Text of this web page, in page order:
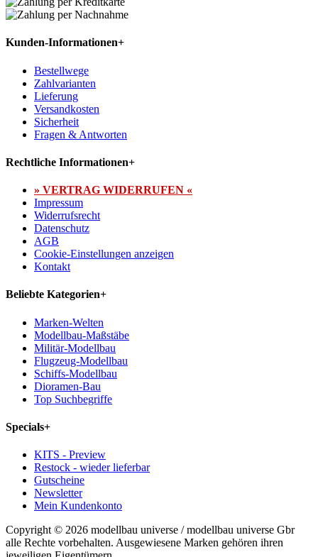
Kunden-Informationen+
Bestellwege
Zahlvarianten
Lieferung
Versandkosten
Sicherheit
Fragen & Antworten
Rechtliche Informationen+
» VERTRAG WIDERRUFEN «
Impressum
Widerrufsrecht
Datenschutz
AGB
Cookie-Einstellungen anzeigen
Kontakt
Beliebte Kategorien+
Marken-Welten
Modellbau-Maßstäbe
Militär-Modellbau
Flugzeug-Modellbau
Schiffs-Modellbau
Dioramen-Bau
Top Suchbegriffe
Specials+
KITS - Preview
Restock - wieder lieferbar
Gutscheine
Newsletter
Mein Kundenkonto
Copyright © 2026 modellbau universe / modellbau universe Gbr
alle Rechte vorbehalten. Ausgewiesene Marken gehören ihren